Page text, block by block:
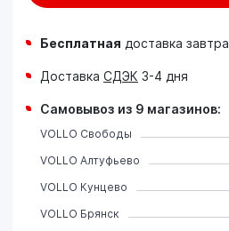
Бесплатная доставка завтра
Доставка СДЭК 3-4 дня
Самовывоз из 9 магазинов:
VOLLO Свободы
VOLLO Алтуфьево
VOLLO Кунцево
VOLLO Брянск